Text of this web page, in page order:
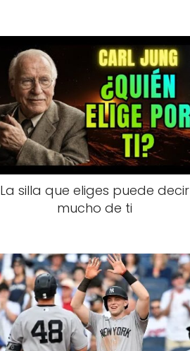
La silla que eliges puede decir
mucho de ti